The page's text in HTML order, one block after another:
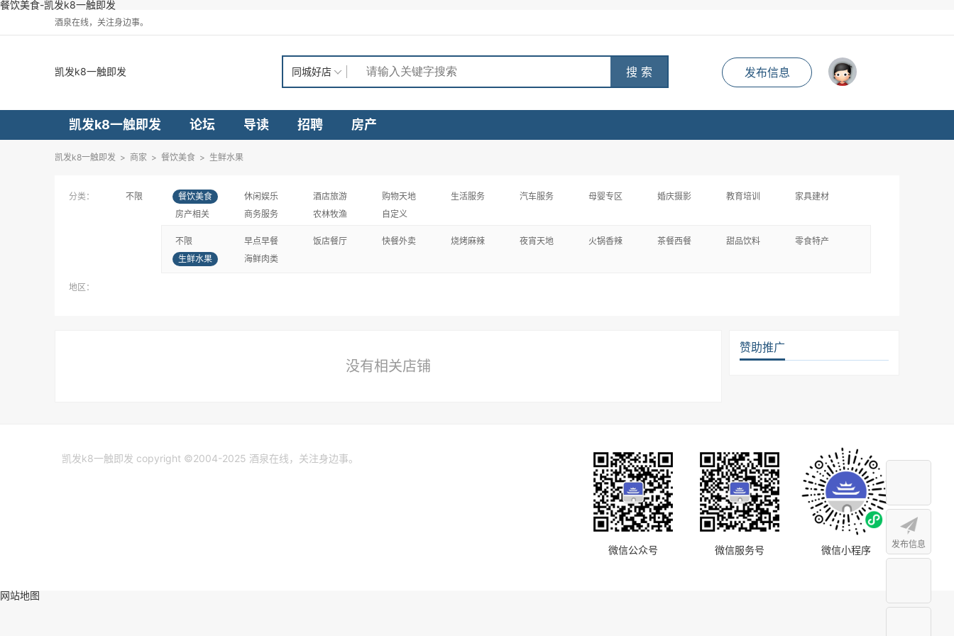
餐饮美食-凯发k8一触即发
酒泉在线，关注身边事。
凯发k8一触即发 同城好店 搜 索 发布信息
凯发k8一触即发 论坛 导读 招聘 房产
凯发k8一触即发 > 商家 > 餐饮美食 > 生鲜水果
分类： 不限 餐饮美食 休闲娱乐 酒店旅游 购物天地 生活服务 汽车服务 母婴专区 婚庆摄影 教育培训
家具建材
房产相关
商务服务 农林牧渔 自定义
不限 早点早餐 饭店餐厅 快餐外卖 烧烤麻辣 夜宵天地 火锅香辣 茶餐西餐 甜品饮料
零食特产
生鲜水果
海鲜肉类
地区：
没有相关店铺
赞助推广
凯发k8一触即发 copyright ©2004-2025 酒泉在线，关注身边事。
微信小程序
微信服务号
微信公众号 发布信息
网站地图